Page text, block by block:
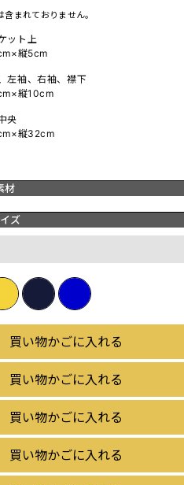
まれておりません。
ット上
縦5cm
左袖、右袖、襟下
縦10cm
央
縦32cm
材
ズ
買い物かごに入れる
買い物かごに入れる
買い物かごに入れる
買い物かごに入れる